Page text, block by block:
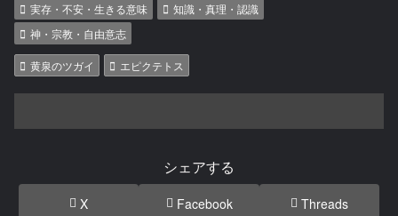
実存・不安・生きる意味
知識・真理・認識
神・宗教・自由意志
黄泉のツガイ エピクテトス
シェアする
X Facebook Threads